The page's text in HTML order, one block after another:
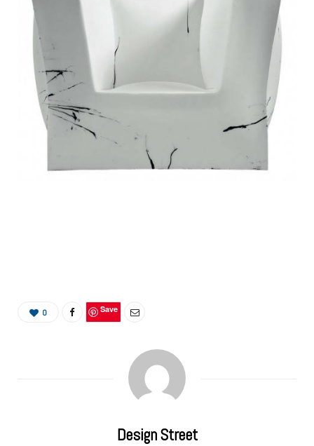
0 Save
Design Street